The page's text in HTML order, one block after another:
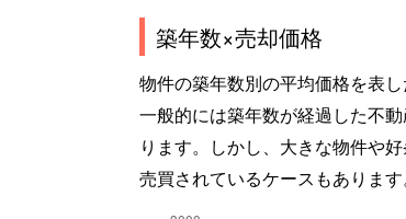
築年数×売却価格
物件の築年数別の平均価格を表し
一般的には築年数が経過した不
ります。しかし、大きな物件や
売買されているケースもあります